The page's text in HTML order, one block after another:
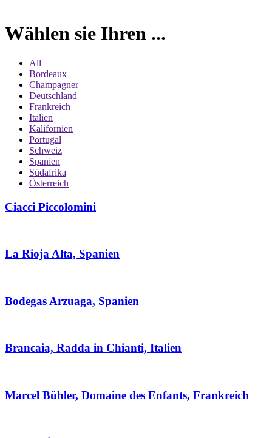
Wählen sie Ihren ...
All
Bordeaux
Champagner
Deutschland
Frankreich
Italien
Kalifornien
Portugal
Schweiz
Spanien
Südafrika
Österreich
Ciacci Piccolomini
La Rioja Alta, Spanien
Bodegas Arzuaga, Spanien
Brancaia, Radda in Chianti, Italien
Marcel Bühler, Domaine des Enfants, Frankreich